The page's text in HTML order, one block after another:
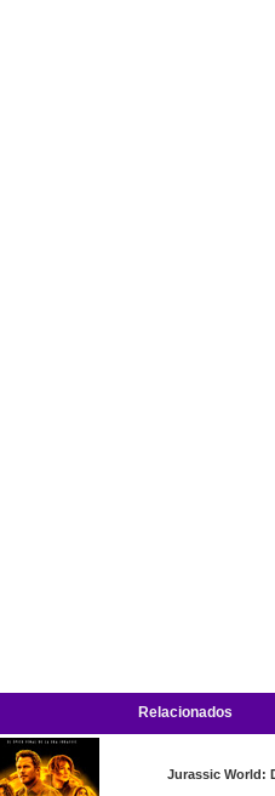
Relacionados
Jurassic World: